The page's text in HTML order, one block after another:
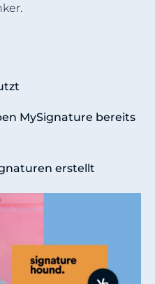
MySignature bereits
erstellt